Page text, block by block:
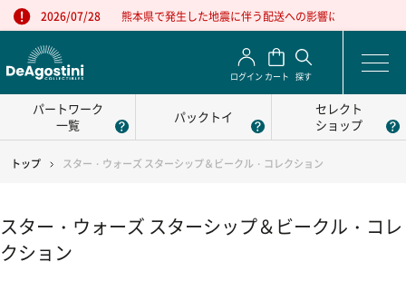
2026/07/28 熊本県で発生した地震に伴う配送への影響について
ログイン カート 探す
パートワーク
一覧
パックトイ
セレクト
ショップ
トップ スター・ウォーズ スターシップ＆ビークル・コレクション
スター・ウォーズ スターシップ＆ビークル・コレ
クション